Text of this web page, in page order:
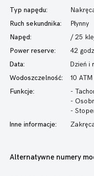
Typ napędu:
Ruch sekundnika:
Płynny
Napęd:
/ 25
Power reserve:
42
Data:
Dzień i
Wodoszczelność:
10 ATM
Funkcje:
-
-
-
Inne informacje:
Alternatywne numery